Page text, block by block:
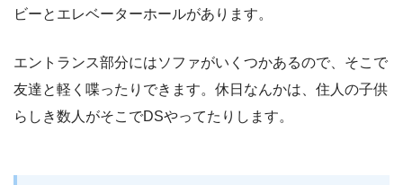
ビーとエレベーターホールがあります。
エントランス部分にはソファがいくつかあるので、そこで
友達と軽く喋ったりできます。休日なんかは、住人の子供
らしき数人がそこでDSやってたりします。